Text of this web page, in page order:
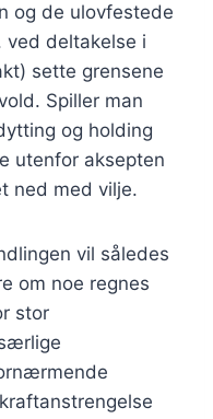
og de ulovfestede
ved deltakelse i
sette grensene
Spiller man
og holding
utenfor aksepten
ned med vilje.
vil således
om noe regnes
stor